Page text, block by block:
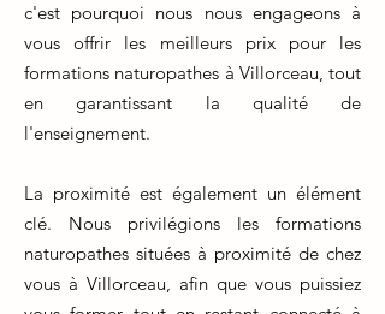
c'est pourquoi nous nous engageons à
vous offrir les meilleurs prix pour les
formations naturopathes à Villorceau, tout
en garantissant la qualité de
l'enseignement.
La proximité est également un élément
clé. Nous privilégions les formations
naturopathes situées à proximité de chez
vous à Villorceau, afin que vous puissiez